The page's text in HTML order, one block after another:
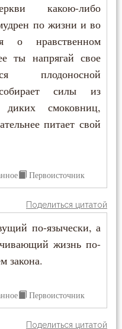
какою-либо
по жизни и во
о нравственном
ты напрягай свое
плодоносной
силы из
смоковниц,
питает свой
Первоисточник
Поделиться цитатой
по-язычески, а
жизнь по-
закона.
Первоисточник
Поделиться цитатой